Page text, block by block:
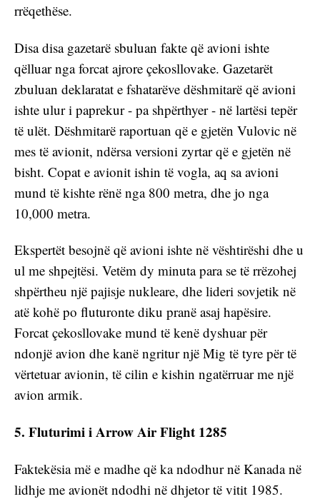
rrëqethëse.
Disa disa gazetarë sbuluan fakte që avioni ishte
qëlluar nga forcat ajrore çekosllovake. Gazetarët
zbuluan deklaratat e fshatarëve dëshmitarë që avioni
ishte ulur i paprekur - pa shpërthyer - në lartësi tepër
të ulët. Dëshmitarë raportuan që e gjetën Vulovic në
mes të avionit, ndërsa versioni zyrtar që e gjetën në
bisht. Copat e avionit ishin të vogla, aq sa avioni
mund të kishte rënë nga 800 metra, dhe jo nga
10,000 metra.
Ekspertët besojnë që avioni ishte në vështirëshi dhe u
ul me shpejtësi. Vetëm dy minuta para se të rrëzohej
shpërtheu një pajisje nukleare, dhe lideri sovjetik në
atë kohë po fluturonte diku pranë asaj hapësire.
Forcat çekosllovake mund të kenë dyshuar për
ndonjë avion dhe kanë ngritur një Mig të tyre për të
vërtetuar avionin, të cilin e kishin ngatërruar me një
avion armik.
5. Fluturimi i Arrow Air Flight 1285
Faktekësia më e madhe që ka ndodhur në Kanada në
lidhje me avionët ndodhi në dhjetor të vitit 1985.